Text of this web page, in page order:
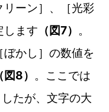
リーン］、［光彩
します （図7） 。
かし］の数値を
（図8） 。ここでは
たが、文字の大